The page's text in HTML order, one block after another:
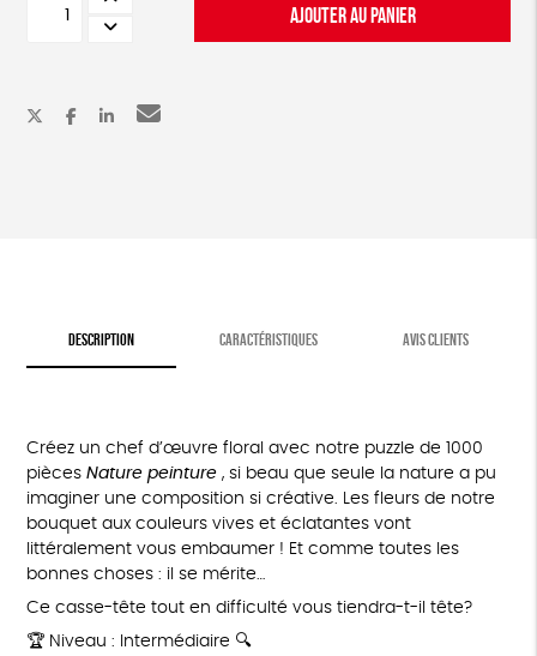
AJOUTER AU PANIER
DESCRIPTION CARACTÉRISTIQUES AVIS CLIENTS
Créez un chef d’œuvre floral avec notre puzzle de 1000
pièces Nature peinture, si beau que seule la nature a pu
imaginer une composition si créative. Les fleurs de notre
bouquet aux couleurs vives et éclatantes vont
littéralement vous embaumer ! Et comme toutes les
bonnes choses : il se mérite…
Ce casse-tête tout en difficulté vous tiendra-t-il tête?
🏆 Niveau : Intermédiaire 🔍